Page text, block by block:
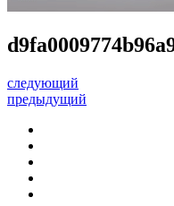
следующий
предыдущий